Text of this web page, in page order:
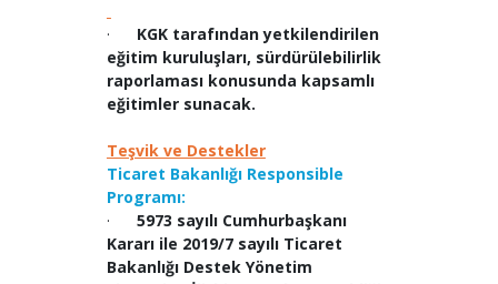
· KGK tarafından yetkilendirilen
eğitim kuruluşları, sürdürülebilirlik
raporlaması konusunda kapsamlı
eğitimler sunacak.
Teşvik ve Destekler
Ticaret Bakanlığı Responsible
Programı:
· 5973 sayılı Cumhurbaşkanı
Kararı ile 2019/7 sayılı Ticaret
Bakanlığı Destek Yönetim